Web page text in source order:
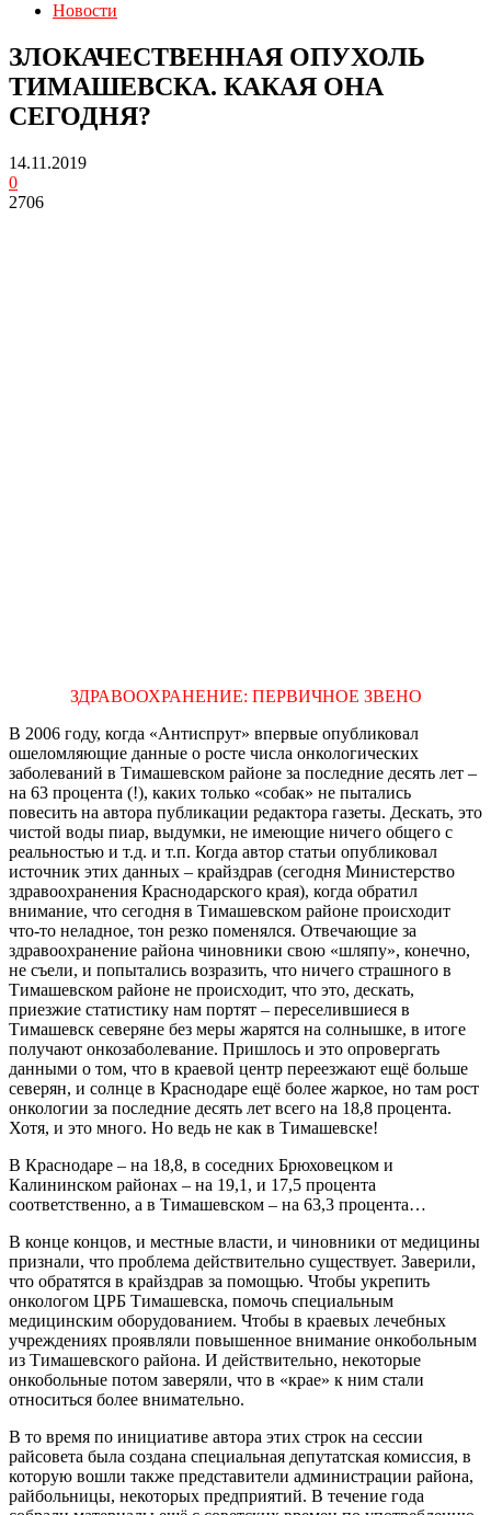
Новости
ЗЛОКАЧЕСТВЕННАЯ ОПУХОЛЬ
ТИМАШЕВСКА. КАКАЯ ОНА
СЕГОДНЯ?
14.11.2019
0
2706
ЗДРАВООХРАНЕНИЕ: ПЕРВИЧНОЕ ЗВЕНО
В 2006 году, когда «Антиспрут» впервые опубликовал
ошеломляющие данные о росте числа онкологических
заболеваний в Тимашевском районе за последние десять лет –
на 63 процента (!), каких только «собак» не пытались
повесить на автора публикации редактора газеты. Дескать, это
чистой воды пиар, выдумки, не имеющие ничего общего с
реальностью и т.д. и т.п. Когда автор статьи опубликовал
источник этих данных – крайздрав (сегодня Министерство
здравоохранения Краснодарского края), когда обратил
внимание, что сегодня в Тимашевском районе происходит
что-то неладное, тон резко поменялся. Отвечающие за
здравоохранение района чиновники свою «шляпу», конечно,
не съели, и попытались возразить, что ничего страшного в
Тимашевском районе не происходит, что это, дескать,
приезжие статистику нам портят – переселившиеся в
Тимашевск северяне без меры жарятся на солнышке, в итоге
получают онкозаболевание. Пришлось и это опровергать
данными о том, что в краевой центр переезжают ещё больше
северян, и солнце в Краснодаре ещё более жаркое, но там рост
онкологии за последние десять лет всего на 18,8 процента.
Хотя, и это много. Но ведь не как в Тимашевске!
В Краснодаре – на 18,8, в соседних Брюховецком и
Калининском районах – на 19,1, и 17,5 процента
соответственно, а в Тимашевском – на 63,3 процента…
В конце концов, и местные власти, и чиновники от медицины
признали, что проблема действительно существует. Заверили,
что обратятся в крайздрав за помощью. Чтобы укрепить
онкологом ЦРБ Тимашевска, помочь специальным
медицинским оборудованием. Чтобы в краевых лечебных
учреждениях проявляли повышенное внимание онкобольным
из Тимашевского района. И действительно, некоторые
онкобольные потом заверяли, что в «крае» к ним стали
относиться более внимательно.
В то время по инициативе автора этих строк на сессии
райсовета была создана специальная депутатская комиссия, в
которую вошли также представители администрации района,
райбольницы, некоторых предприятий. В течение года